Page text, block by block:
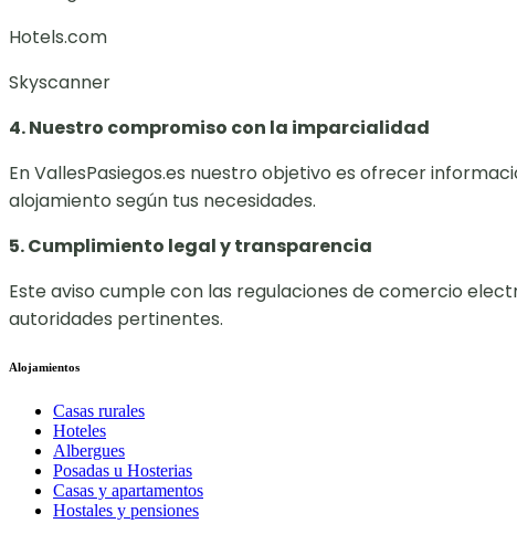
Hotels.com
Skyscanner
4. Nuestro compromiso con la imparcialidad
En VallesPasiegos.es nuestro objetivo es ofrecer
alojamiento según tus necesidades.
5. Cumplimiento legal y transparencia
Este aviso cumple con las regulaciones de comercio
autoridades pertinentes.
Alojamientos
Casas rurales
Hoteles
Albergues
Posadas u Hosterias
Casas y apartamentos
Hostales y pensiones